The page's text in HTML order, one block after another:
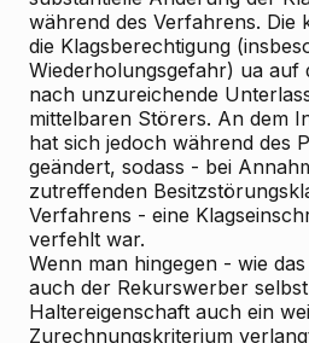
während des Verfahrens. Die
die Klagsberechtigung
Wiederholungsgefahr) ua auf
nach unzureichende
mittelbaren Störers. An dem
hat sich jedoch während des
geändert, sodass - bei
zutreffenden
Verfahrens - eine
verfehlt war.
Wenn man hingegen - wie
auch der Rekurswerber
Haltereigenschaft auch ein
Zurechnungskriterium